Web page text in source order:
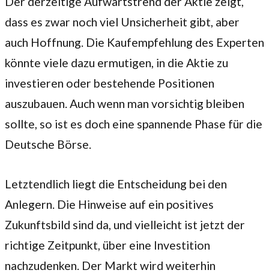
dass es zwar noch viel Unsicherheit gibt, aber
auch Hoffnung. Die Kaufempfehlung des Experten
könnte viele dazu ermutigen, in die Aktie zu
investieren oder bestehende Positionen
auszubauen. Auch wenn man vorsichtig bleiben
sollte, so ist es doch eine spannende Phase für die
Deutsche Börse.
Letztendlich liegt die Entscheidung bei den
Anlegern. Die Hinweise auf ein positives
Zukunftsbild sind da, und vielleicht ist jetzt der
richtige Zeitpunkt, über eine Investition
nachzudenken. Der Markt wird weiterhin